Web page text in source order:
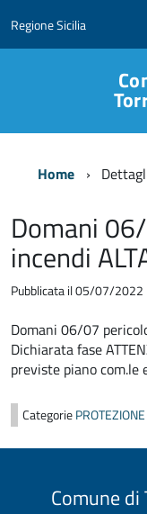
Regione Sicilia
Home
Domani
incendi
Pubblicata il 05/07/2022
Domani 06/07
Dichiarata fase
previste piano com.le
Categorie
Comune di